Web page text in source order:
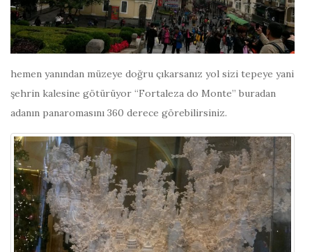
hemen yanından müzeye doğru çıkarsanız yol sizi tepeye yani
şehrin kalesine götürüyor “Fortaleza do Monte” buradan
adanın panaromasını 360 derece görebilirsiniz.